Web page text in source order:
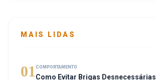
MAIS LIDAS
01 COMPORTAMENTO
Como Evitar Brigas Desnecessárias